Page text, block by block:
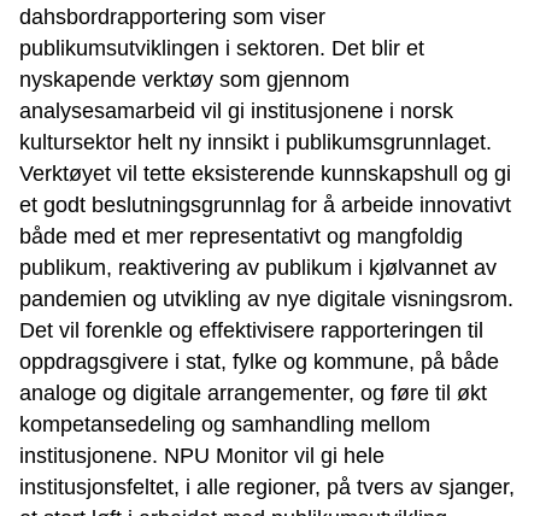
dahsbordrapportering som viser
publikumsutviklingen i sektoren. Det blir et
nyskapende verktøy som gjennom
analysesamarbeid vil gi institusjonene i norsk
kultursektor helt ny innsikt i publikumsgrunnlaget.
Verktøyet vil tette eksisterende kunnskapshull og gi
et godt beslutningsgrunnlag for å arbeide innovativt
både med et mer representativt og mangfoldig
publikum, reaktivering av publikum i kjølvannet av
pandemien og utvikling av nye digitale visningsrom.
Det vil forenkle og effektivisere rapporteringen til
oppdragsgivere i stat, fylke og kommune, på både
analoge og digitale arrangementer, og føre til økt
kompetansedeling og samhandling mellom
institusjonene. NPU Monitor vil gi hele
institusjonsfeltet, i alle regioner, på tvers av sjanger,